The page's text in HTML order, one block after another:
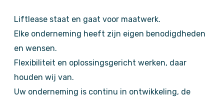
Liftlease staat en gaat voor maatwerk.
Elke onderneming heeft zijn eigen benodigdheden
en wensen.
Flexibiliteit en oplossingsgericht werken, daar
houden wij van.
Uw onderneming is continu in ontwikkeling, de